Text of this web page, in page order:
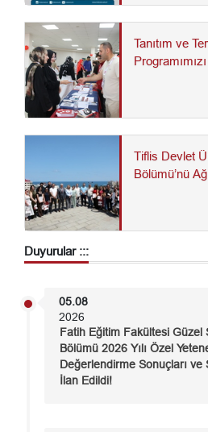
Tanıtım ve
Tiflis Devlet
Bölümü’nü
Duyurular :::
05.08
2026
Fatih Eğitim Fakültesi Güzel
Bölümü 2026 Yılı Özel
Değerlendirme Sonuçları ve
İlan Edildi!